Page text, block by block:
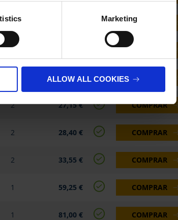
our
Marketing
ALLOW ALL COOKIES
2 COMPRAR
2
23,85 € COMPRAR
2 27,15 € COMPRAR
2 28,40 € COMPRAR
2 33,55 € COMPRAR
1 59,25 € COMPRAR
1 81,00 € COMPRAR